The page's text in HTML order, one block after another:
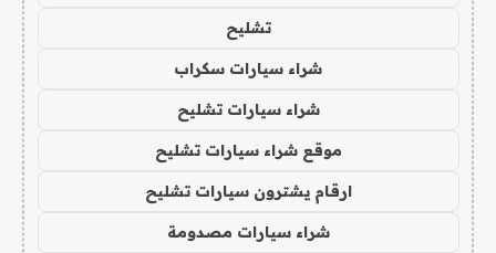
تشليح
شراء سيارات سكراب
شراء سيارات تشليح
موقع شراء سيارات تشليح
ارقام يشترون سيارات تشليح
شراء سيارات مصدومة